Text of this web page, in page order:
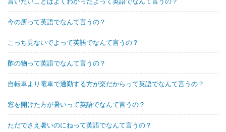
今の所って英語でなんて言うの？
こっち見ないでよって英語でなんて言うの？
酢の物って英語でなんて言うの？
自転車より電車で通勤する方が楽だからって英語でなんて言うの？
窓を開けた方が暑いって英語でなんて言うの？
ただでさえ暑いのにねって英語でなんて言うの？